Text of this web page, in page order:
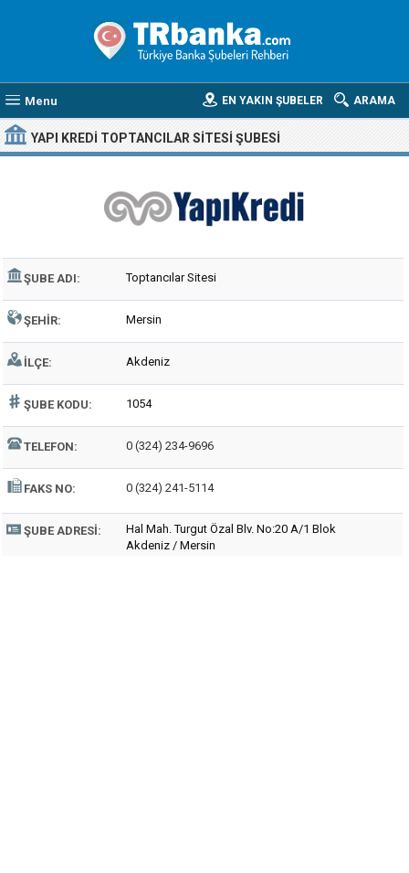
Menu ARAMA
EN YAKIN ŞUBELER
YAPI KREDI TOPTANCILAR SITESI ŞUBESI
ŞUBE ADI: Toptancılar Sitesi
ŞEHIR: Mersin
İLÇE: Akdeniz
ŞUBE KODU: 1054
TELEFON: 0 (324) 234-9696
FAKS NO: 0 (324) 241-5114
ŞUBE ADRESI:
Hal Mah. Turgut Özal Blv. No:20 A/1 Blok
Akdeniz / Mersin